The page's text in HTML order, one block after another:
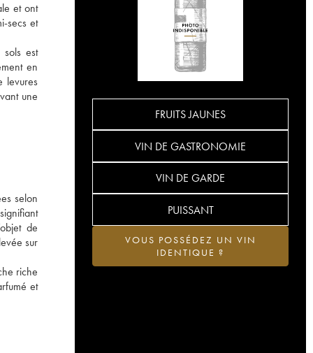
et ont
secs et
est
en
levures
une
selon
de
sur
riche
et
FRUITS JAUNES
VIN DE GASTRONOMIE
VIN DE GARDE
PUISSANT
VOUS POSSÉDEZ UN VIN
IDENTIQUE ?